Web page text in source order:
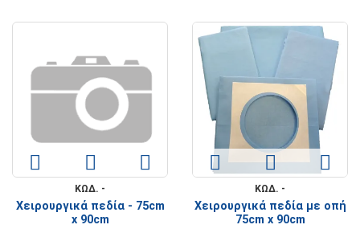
ΚΩΔ. -
Χειρουργικά πεδία - 75cm
x 90cm
ΚΩΔ. -
Χειρουργικά πεδία με οπή
75cm x 90cm